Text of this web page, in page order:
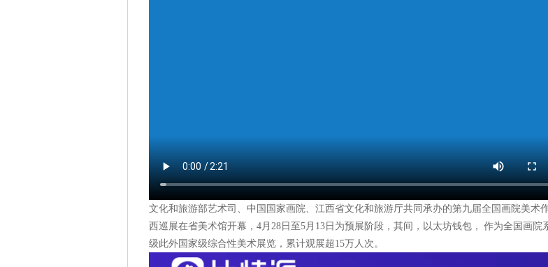
文化和旅游部艺术司、中国国家画院、江西省文化和旅游厅共同承办的第九届全国画院美术
西巡展在省美术馆开幕，4月28日至5月13日为预展阶段，其间，以太坊钱包， 作为全国画院
级此外国家级综合性美术展览，累计观展超15万人次。